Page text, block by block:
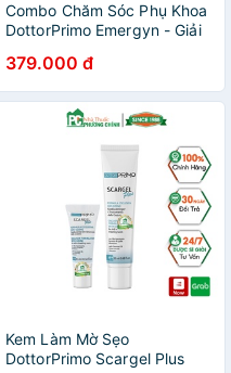
Combo Chăm Sóc Phụ Khoa
DottorPrimo Emergyn - Giải
Toàn Diện Số 1 Tại Italy
379.000 đ
Kem Làm Mờ Sẹo
DottorPrimo Scargel Plus